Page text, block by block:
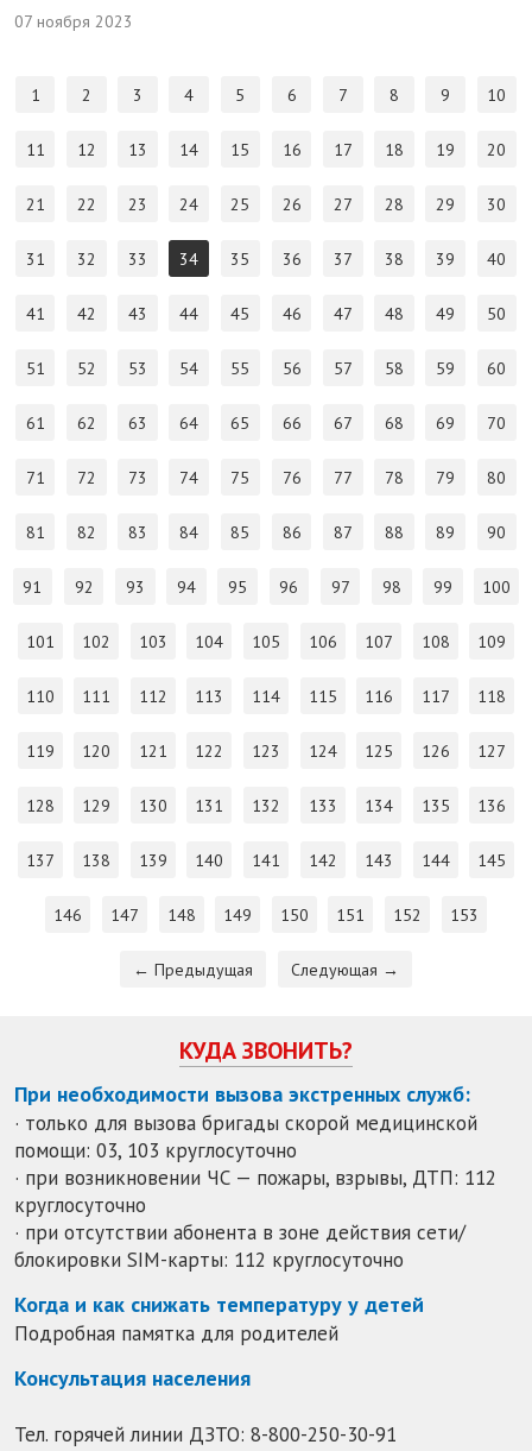
07 ноября 2023
1 2 3 4 5 6 7 8 9 10
11 12 13 14 15 16 17 18 19 20
21 22 23 24 25 26 27 28 29 30
31 32 33 34 35 36 37 38 39 40
41 42 43 44 45 46 47 48 49 50
51 52 53 54 55 56 57 58 59 60
61 62 63 64 65 66 67 68 69 70
71 72 73 74 75 76 77 78 79 80
81 82 83 84 85 86 87 88 89 90
91 92 93 94 95 96 97 98 99 100
101 102 103 104 105 106 107 108 109
110 111 112 113 114 115 116 117 118
119 120 121 122 123 124 125 126 127
128 129 130 131 132 133 134 135 136
137 138 139 140 141 142 143 144 145
146 147 148 149 150 151 152 153
← Предыдущая Следующая →
КУДА ЗВОНИТЬ?
При необходимости вызова экстренных служб:
· только для вызова бригады скорой медицинской
помощи: 03, 103 круглосуточно
· при возникновении ЧС — пожары, взрывы, ДТП: 112
круглосуточно
· при отсутствии абонента в зоне действия сети/
блокировки SIM-карты: 112 круглосуточно
Когда и как снижать температуру у детей
Подробная памятка для родителей
Консультация населения
Тел. горячей линии ДЗТО: 8-800-250-30-91